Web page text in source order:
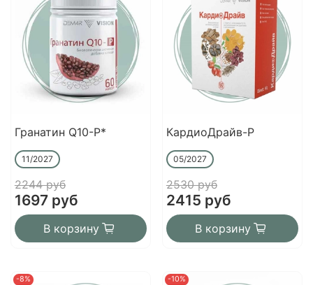
Гранатин Q10-Р*
11/2027
2244 руб
1697 руб
В корзину
КардиоДрайв-Р
05/2027
2530 руб
2415 руб
В корзину
-8% -10%